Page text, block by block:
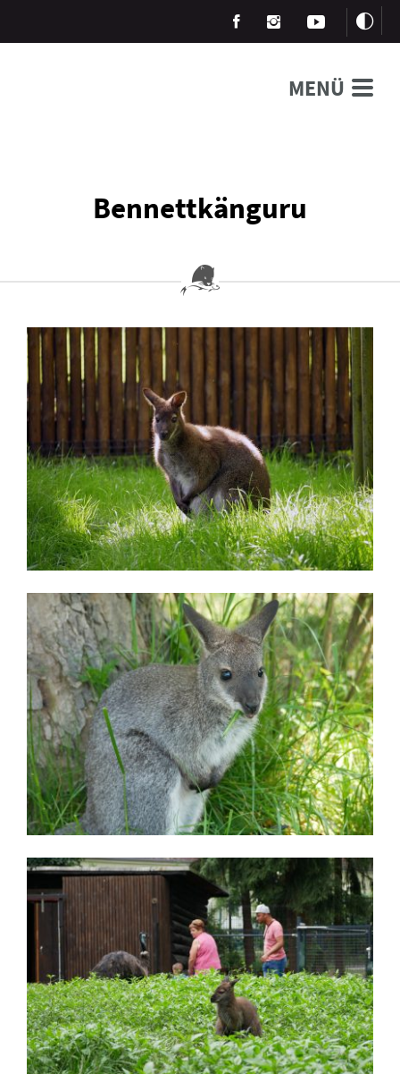
MENÜ
Bennettkänguru